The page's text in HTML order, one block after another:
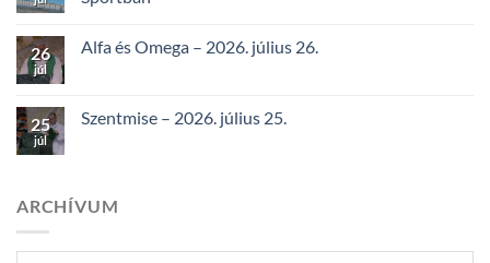
26
júl
Alfa és Omega – 2026. július 26.
25
júl
Szentmise – 2026. július 25.
ARCHÍVUM